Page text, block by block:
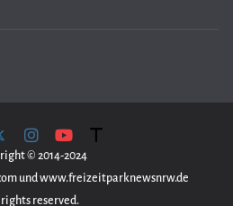
© 2014-2024
und www.freizeitparknewsnrw.de
reserved.